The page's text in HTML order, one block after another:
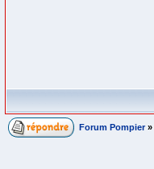
Forum Pompier »